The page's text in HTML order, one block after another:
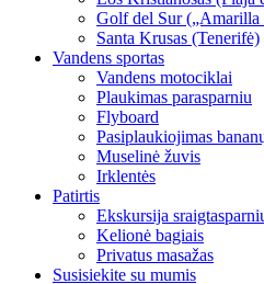
Golf del Sur („Amarilla
Santa Krusas (Tenerifė)
Vandens sportas
Vandens motociklai
Plaukimas parasparniu
Flyboard
Pasiplaukiojimas
Muselinė žuvis
Irklentės
Patirtis
Ekskursija
Kelionė bagiais
Privatus masažas
Susisiekite su mumis